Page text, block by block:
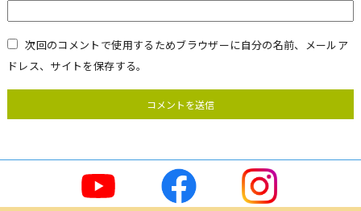
次回のコメントで使用するためブラウザーに自分の名前、メールア
ドレス、サイトを保存する。